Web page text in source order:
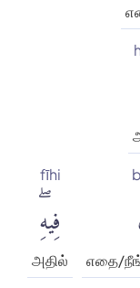
எதை/
fīhi
فِيهِۖ
அதில்